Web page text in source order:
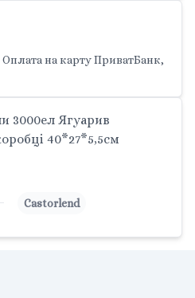
на карту ПриватБанк,
3000ел Ягуарив
40*27*5,5см
Castorlend